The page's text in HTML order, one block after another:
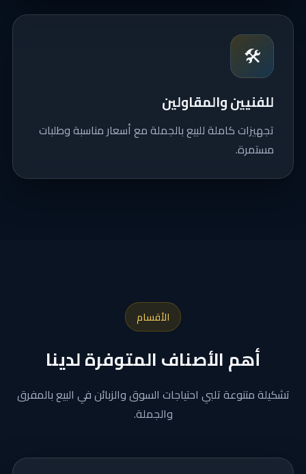
🛠️
للفنيين والمقاولين
تجهيزات كاملة للبيع بالجملة مع أسعار مناسبة وطلبات
مستمرة.
الأقسام
أهم الأصناف المتوفرة لدينا
تشكيلة متنوعة تلبي احتياجات السوق والزبائن في البيع بالمفرق
والجملة.